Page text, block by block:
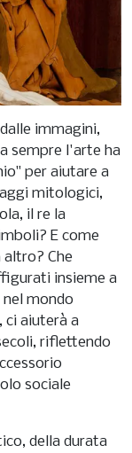
immagini,
sempre l'arte ha
per aiutare a
mitologici,
il re la
E come
Che
insieme a
mondo
aiuterà a
riflettendo
sociale
della durata